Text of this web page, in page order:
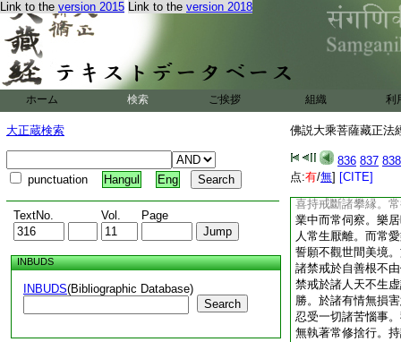
Link to the version 2015 Link to the version 2018
ホーム 検索 ご挨拶 組織 利
大正蔵検索
punctuation Hangul Eng
TextNo. Vol. Page
INBUDS
INBUDS(Bibliographic Database)
Search
佛説大乘菩薩藏正法
836 837 838
点:有/無] [CITE]
於佗塵境不生貪愛
所毀呰終不傾動。
身命不生邪見。何
常持禁戒無所毀犯
染法。堅持禁戒遠
就潔白勝行。増長
隨心所欲。自在而
諸智者不生毀謗。
戒中離諸譏謗。諸
門而常密護。於持
而常攝受。少欲知
喜持戒斷諸攀縁。
業中而常伺察。樂
人常生厭離。而常
誓願不觀世間美境
諸禁戒於自善根不
禁戒於諸人天不生
勝。於諸有情無損
忍受一切諸苦惱事
無執著常修捨行。